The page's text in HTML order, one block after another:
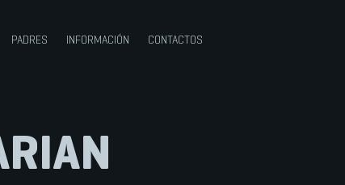
PADRES INFORMACIÓN CONTACTOS